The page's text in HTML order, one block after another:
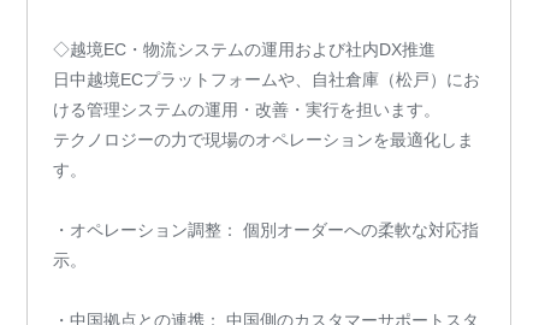
◇越境EC・物流システムの運用および社内DX推進
日中越境ECプラットフォームや、自社倉庫（松戸）にお
ける管理システムの運用・改善・実行を担います。
テクノロジーの力で現場のオペレーションを最適化しま
す。
・オペレーション調整： 個別オーダーへの柔軟な対応指
示。
・中国拠点との連携： 中国側のカスタマーサポートスタ